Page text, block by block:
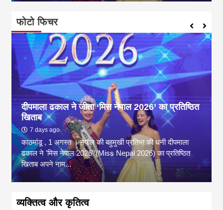
फोटो फिचर
दीपमाला ढकाल ने जीता ‘मिस नेपाल 2026’ का प्रतिष्ठित
खिताब
7 days ago
काठमांडू , 1 अगस्त । नेपाल की बहुमुखी प्रतिभा की धनी दीपमाला
ढकाल ने 'मिस नेपाल 2026' (Miss Nepal 2026) का प्रतिष्ठित
खिताब अपने नाम...
व्यक्तित्व और कृतित्व